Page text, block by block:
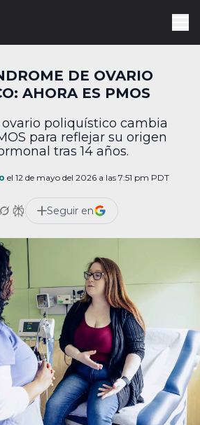
DE OVARIO
AHORA ES PMOS
poliquístico cambia
para reflejar su origen
tras 14 años.
el 12 de mayo del 2026 a las 7:51 pm PDT
Seguir en